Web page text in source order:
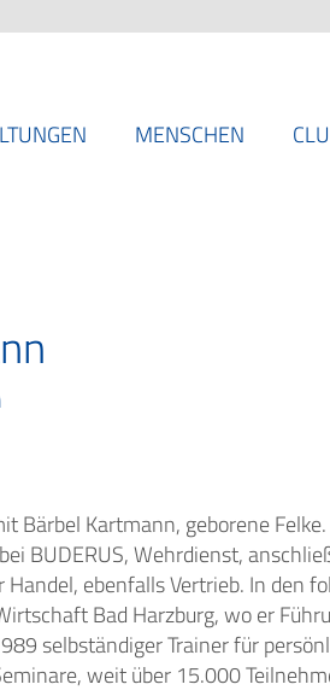
MENSCHEN
Bärbel Kartmann, geborene
BUDERUS, Wehrdienst,
ebenfalls Vertrieb. In den
Bad Harzburg, wo er
selbständiger Trainer für
weit über 15.000